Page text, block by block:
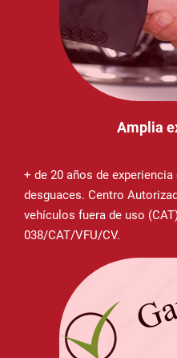
Amplia
+ de 20 años de
desguaces. Centro
vehículos fuera de uso
038/CAT/VFU/CV.